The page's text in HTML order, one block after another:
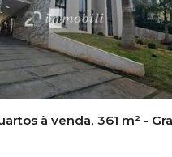
à venda, 361 m² -